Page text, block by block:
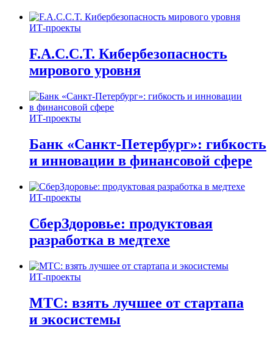
ИТ-проекты
F.A.C.C.T. Кибербезопасность
мирового уровня
ИТ-проекты
Банк «Санкт-Петербург»: гибкость
и инновации в финансовой сфере
ИТ-проекты
СберЗдоровье: продуктовая
разработка в медтехе
ИТ-проекты
МТС: взять лучшее от стартапа
и экосистемы